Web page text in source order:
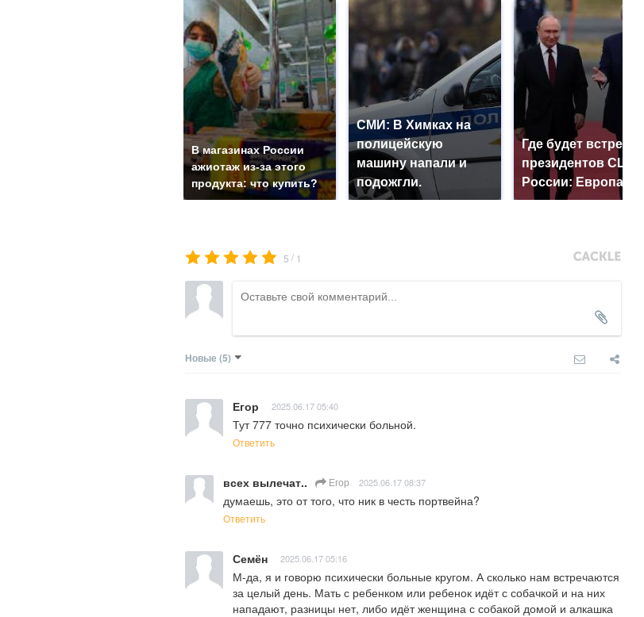
В магазинах России
ажиотаж из-за этого
продукта: что купить?
СМИ: В Химках на
полицейскую
машину напали и
подожгли.
Где будет встреча
президентов США и
России: Европа?
5 / 1
Новые (5)
Егор 2025.06.17 05:40
Тут 777 точно психически больной.
Ответить
всех вылечат.. Егор 2025.06.17 08:37
думаешь, это от того, что ник в честь портвейна?
Ответить
Семён 2025.06.17 05:16
М-да, я и говорю психически больные кругом. А сколько нам встречаются
за целый день. Мать с ребенком или ребенок идёт с собачкой и на них
нападают, разницы нет, либо идёт женщина с собакой домой и алкашка